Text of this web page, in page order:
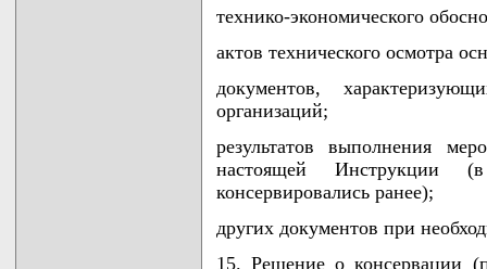
технико-экономического
актов технического осмотра
документов,
организаций;
результатов выполнения
настоящей Инструкции
консервировались ранее);
других документов при
15. Решение о консервации